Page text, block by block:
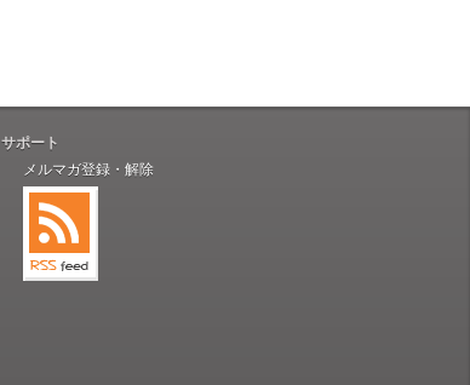
サポート
メルマガ登録・解除